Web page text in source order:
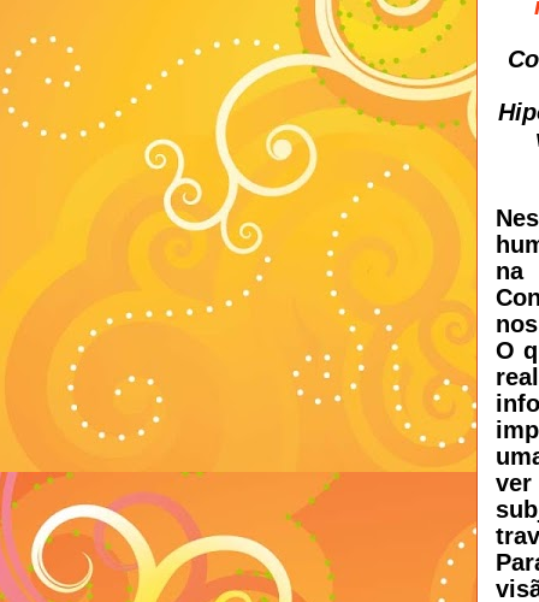
na
O